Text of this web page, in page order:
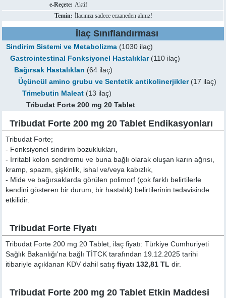
e-Reçete: Aktif
Temin: İlacınızı sadece eczaneden alınız!
İlaç Sınıflandırması
Sindirim Sistemi ve Metabolizma (1030 ilaç)
Gastrointestinal Fonksiyonel Hastalıklar(110 ilaç)
Bağırsak Hastalıkları (64 ilaç)
Üçüncül amino grubu ve Sentetik antikolinerjikler(17 ilaç)
Trimebutin Maleat (13 ilaç)
Tribudat Forte 200 mg 20 Tablet
Tribudat Forte 200 mg 20 Tablet Endikasyonları
Tribudat Forte;
- Fonksiyonel sindirim bozuklukları,
- İrritabl kolon sendromu ve buna bağlı olarak oluşan karın ağrısı,
kramp, spazm, şişkinlik, ishal ve/veya kabızlık,
- Mide ve bağırsaklarda görülen polimorf (çok farklı belirtilerle
kendini gösteren bir durum, bir hastalık) belirtilerinin tedavisinde
etkilidir.
Tribudat Forte Fiyatı
Tribudat Forte 200 mg 20 Tablet, ilaç fiyatı: Türkiye Cumhuriyeti
Sağlık Bakanlığı'na bağlı TİTCK tarafından 19.12.2025 tarihi
itibariyle açıklanan KDV dahil satışfiyatı 132,81 TL dir.
Tribudat Forte 200 mg 20 Tablet Etkin Maddesi